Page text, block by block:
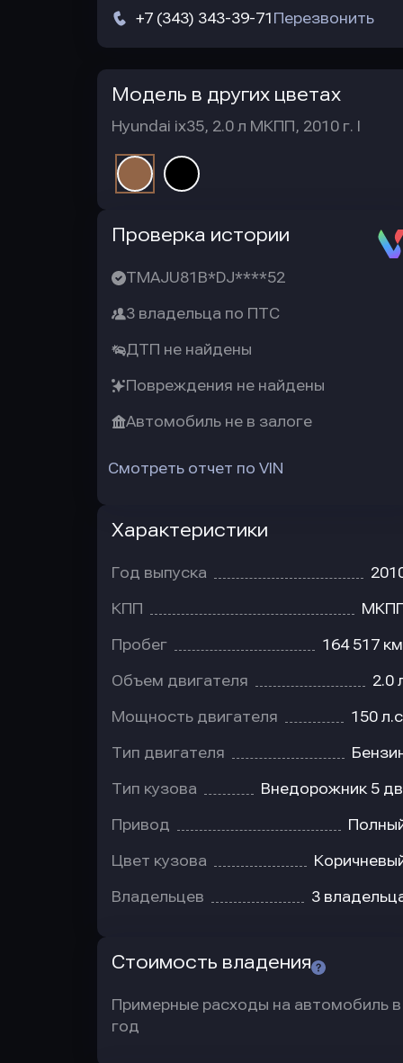
+7 (343) 343-39-71 Перезвонить
Модель в других цветах
Hyundai ix35, 2.0 л МКПП, 2010 г. I
Проверка истории
TMAJU81B*DJ****52
3 владельца по ПТС
ДТП не найдены
Повреждения не найдены
Автомобиль не в залоге
Смотреть отчет по VIN
Характеристики
Год выпуска
КПП
Пробег 164 517
Объем двигателя 2.0
Мощность двигателя 150
Тип двигателя
Тип кузова Внедорожник 5
Привод
Цвет кузова
Владельцев 3
Стоимость владения
Примерные расходы на автомобиль в
год